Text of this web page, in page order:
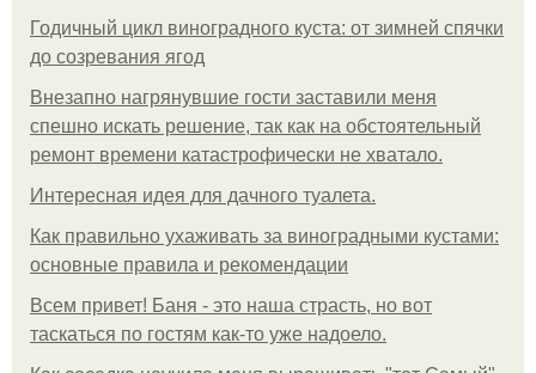
Годичный цикл виноградного куста: от зимней спячки
до созревания ягод
Внезапно нагрянувшие гости заставили меня
спешно искать решение, так как на обстоятельный
ремонт времени катастрофически не хватало.
Интересная идея для дачного туалета.
Как правильно ухаживать за виноградными кустами:
основные правила и рекомендации
Всем привет! Баня - это наша страсть, но вот
таскаться по гостям как-то уже надоело.